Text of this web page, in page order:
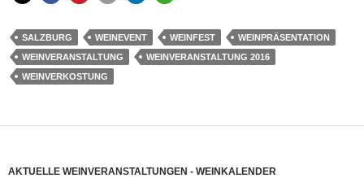
SALZBURG WEINEVENT WEINFEST
WEINPRÄSENTATION
WEINVERANSTALTUNG
WEINVERANSTALTUNG 2016
WEINVERKOSTUNG
AKTUELLE WEINVERANSTALTUNGEN - WEINKALENDER